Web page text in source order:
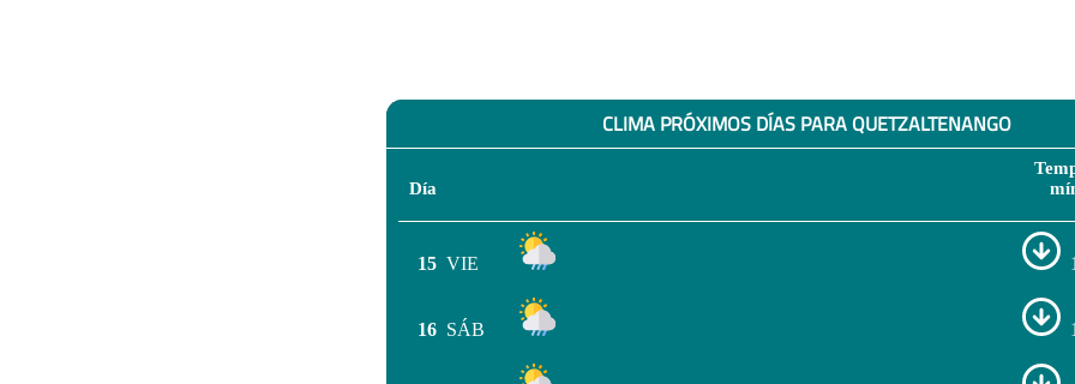
CLIMA PRÓXIMOS DÍAS PARA QUETZALTENANGO
Día
15 VIE
16 SÁB